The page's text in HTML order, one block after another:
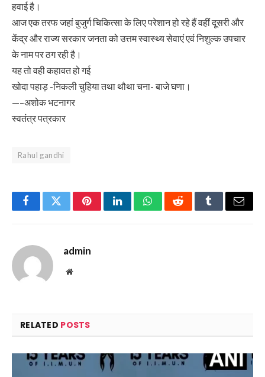
हवाई है।
आज एक तरफ जहां बुजुर्ग चिकित्सा के लिए परेशान हो रहे हैं वहीं दूसरी और
केंद्र और राज्य सरकार जनता को उत्तम स्वास्थ्य सेवाएं एवं निशुल्क उपचार
के नाम पर ठग रही है।
यह तो वही कहावत हो गई
खोदा पहाड़ -निकली चुहिया तथा थौथा चना- बाजे घणा।
—–अशोक भटनागर
स्वतंत्र पत्रकार
Rahul gandhi
FacebookTwitterPinterestLinkedInWhatsAppRedditTumblrEmail
admin
Website
RELATED POSTS